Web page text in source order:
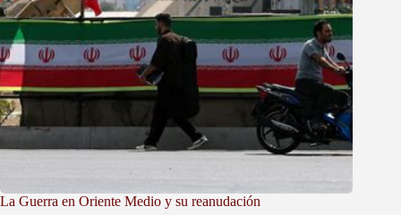
La Guerra en Oriente Medio y su reanudación